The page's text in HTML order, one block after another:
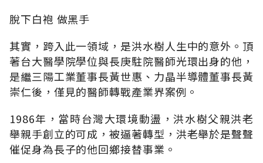
脫下白袍 做黑手
其實，跨入此一領域，是洪水樹人生中的意外。頂
著台大醫學院學位與長庚駐院醫師光環出身的他，
是繼三陽工業董事長黃世惠、力晶半導體董事長黃
崇仁後，僅見的醫師轉戰產業界案例。
1986年，當時台灣大環境動盪，洪水樹父親洪老
舉親手創立的可成，被逼著轉型，洪老舉於是聲聲
催促身為長子的他回鄉接替事業。